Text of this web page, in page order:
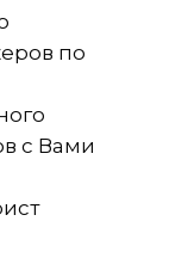
по
с Вами